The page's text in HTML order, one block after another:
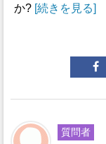
か? [続きを見る]
質問者